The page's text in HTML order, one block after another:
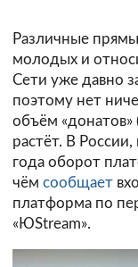
Различные
молодых и
Сети уже давно
поэтому нет
объём
растёт. В
года оборот
чём сообщает
платформа по
«ЮStream».